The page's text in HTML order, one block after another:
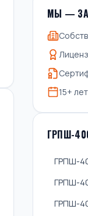
МЫ —
15+
ГРПШ-
ГРПШ-
ГРПШ-
ГРПШ-